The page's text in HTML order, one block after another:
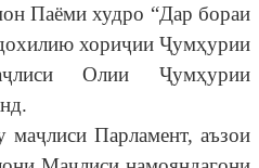
Паёми худро “Дар бораи
хориҷии Ҷумҳурии
Олии Ҷумҳурии
маҷлиси Парламент, аъзои